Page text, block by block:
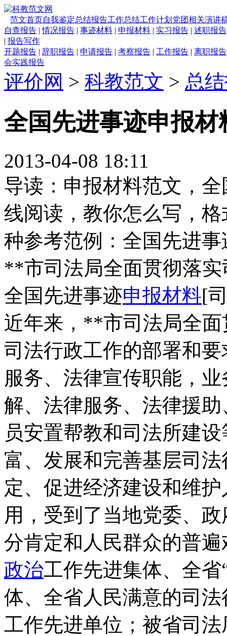
范文首页自我鉴定总结报告工作总结工作计划 党团相关演讲
自查报告 |情况报告 | 事迹材料 | 申报材料 | 实习报告 | 述职报告
| 报告写作
开题报告 | 辞职报告 | 申请报告 | 考察报告 | 工作报告 | 离职报告
会实践报告
评价网 > 科教范文 > 总
全国先进事迹申报
2013-04-08 18:11
导读：申报材料范文，
线阅读，教你怎么写，
种参考范例：全国先进
**市司法局全面贯彻落实
全国先进事迹申报材料[
近年来，**市司法局全
司法行政工作的部署和
服务、法律宣传职能，
解、法律服务、法律援
员安置帮教和司法所建
富、发展和完善基层司
定、促进经济建设和维
用，受到了当地党委、
分肯定和人民群众的普
政治工作先进集体、全省
体、全省人民满意的司
工作先进单位；被省司